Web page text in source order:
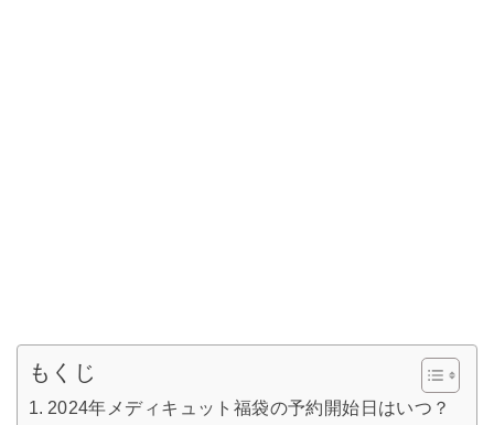
もくじ
2024年メディキュット福袋の予約開始日はいつ？